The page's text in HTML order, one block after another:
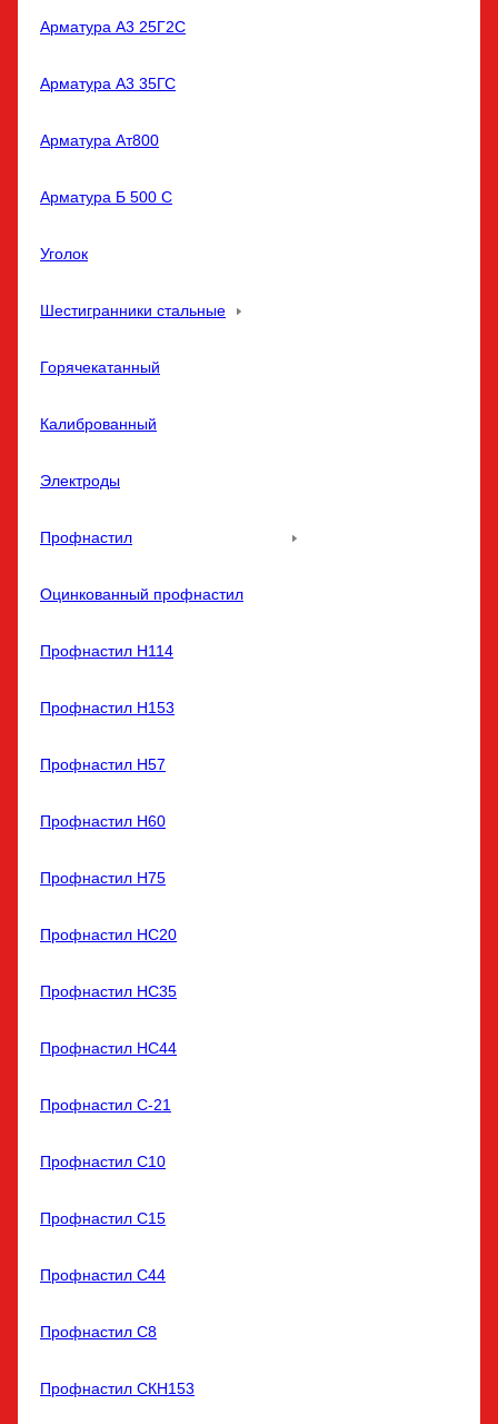
Арматура А3 25Г2С
Арматура А3 35ГС
Арматура Ат800
Арматура Б 500 С
Уголок
Шестигранники стальные
Горячекатанный
Калиброванный
Электроды
Профнастил
Оцинкованный профнастил
Профнастил Н114
Профнастил Н153
Профнастил Н57
Профнастил Н60
Профнастил Н75
Профнастил НС20
Профнастил НС35
Профнастил НС44
Профнастил С-21
Профнастил С10
Профнастил С15
Профнастил С44
Профнастил С8
Профнастил СКН153